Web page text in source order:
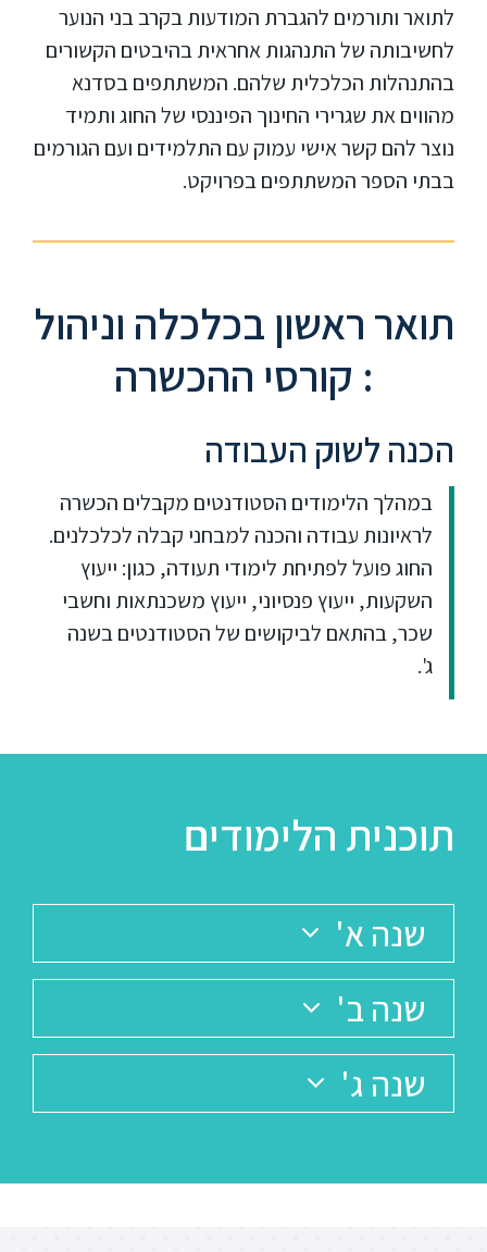
לתואר ותורמים להגברת המודעות בקרב בני הנוער
לחשיבותה של התנהגות אחראית בהיבטים הקשורים
בהתנהלות הכלכלית שלהם. המשתתפים בסדנא
מהווים את שגרירי החינוך הפיננסי של החוג ותמיד
נוצר להם קשר אישי עמוק עם התלמידים ועם הגורמים
בבתי הספר המשתתפים בפרויקט.
תואר ראשון בכלכלה וניהול
: קורסי ההכשרה
הכנה לשוק העבודה
במהלך הלימודים הסטודנטים מקבלים הכשרה
לראיונות עבודה והכנה למבחני קבלה לכלכלנים.
החוג פועל לפתיחת לימודי תעודה, כגון: ייעוץ
השקעות, ייעוץ פנסיוני, ייעוץ משכנתאות וחשבי
שכר, בהתאם לביקושים של הסטודנטים בשנה
ג'.
תוכנית הלימודים
שנה א'
שנה ב'
שנה ג'